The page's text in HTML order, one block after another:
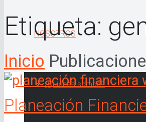
NOSOTROS
¿Quiénes somos?
Etiqueta:
Inicio
Planeación